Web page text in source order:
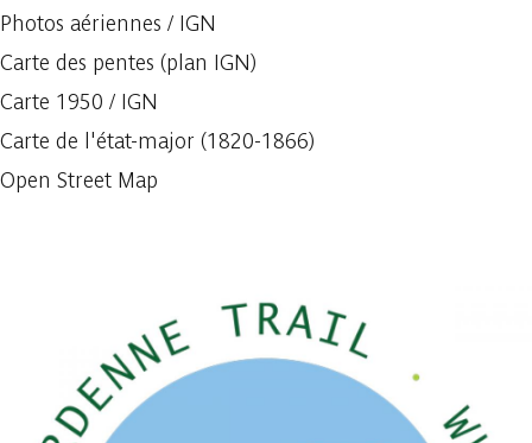
Photos aériennes / IGN
Carte des pentes (plan IGN)
Carte 1950 / IGN
Carte de l'état-major (1820-1866)
Open Street Map